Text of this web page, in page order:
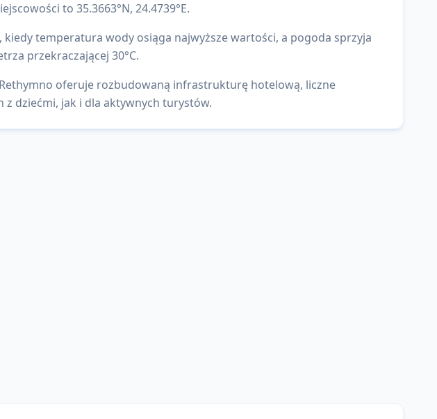
to 35.3663°N, 24.4739°E.
temperatura wody osiąga najwyższe wartości, a pogoda sprzyja
przekraczającej 30°C.
oferuje rozbudowaną infrastrukturę hotelową, liczne
dziećmi, jak i dla aktywnych turystów.